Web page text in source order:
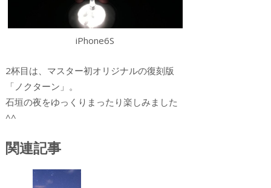
iPhone6S
2杯目は、マスター初オリジナルの復刻版
「ノクターン」。
石垣の夜をゆっくりまったり楽しみました
^^
関連記事